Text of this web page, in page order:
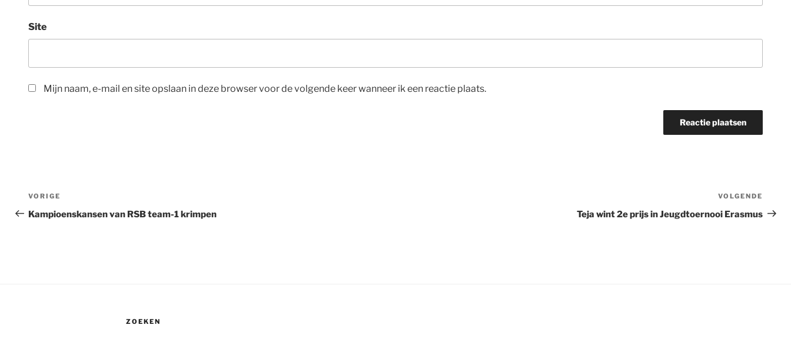
Site
Mijn naam, e-mail en site opslaan in deze browser voor de volgende keer wanneer ik een reactie plaats.
Bericht
navigatie
Vorig
bericht
VORIGE
Kampioenskansen van RSB team-1 krimpen
VOLGENDE
Teja wint 2e prijs in Jeugdtoernooi Erasmus
ZOEKEN